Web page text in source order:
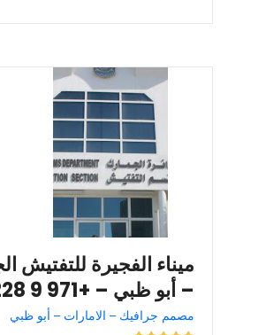
ميناء الفجيرة للتفتيش
– أبو ظبي – +971 9 228 1222
مصمم جرافيك – الامارات – أبو ظبي